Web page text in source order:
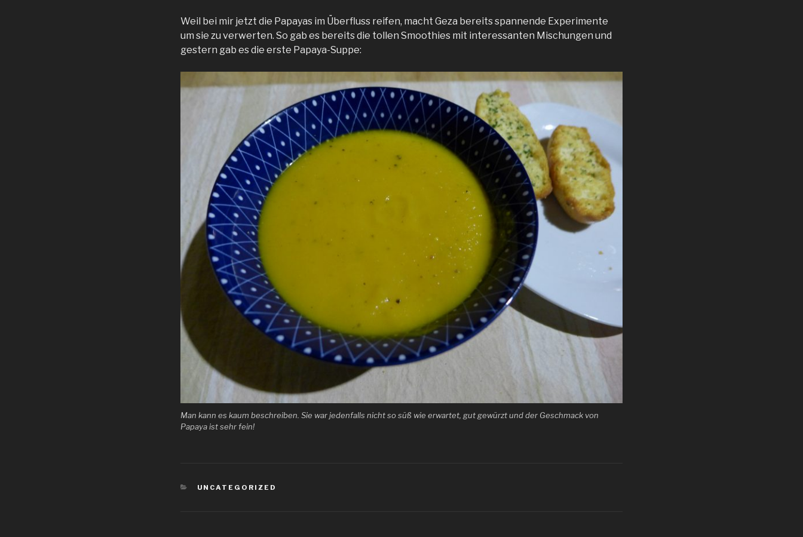
Weil bei mir jetzt die Papayas im Überfluss reifen, macht Geza bereits spannende Experimente
um sie zu verwerten. So gab es bereits die tollen Smoothies mit interessanten Mischungen und
gestern gab es die erste Papaya-Suppe:
Man kann es kaum beschreiben. Sie war jedenfalls nicht so süß wie erwartet, gut gewürzt und der Geschmack von
Papaya ist sehr fein!
KATEGORIEN
UNCATEGORIZED